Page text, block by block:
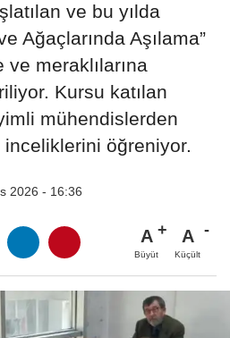
ve bu yılda
Ağaçlarında Aşılama”
meraklılarına
Kursu katılan
mühendislerden
inceliklerini öğreniyor.
2026 - 16:36
A
Büyüt
A
Küçült